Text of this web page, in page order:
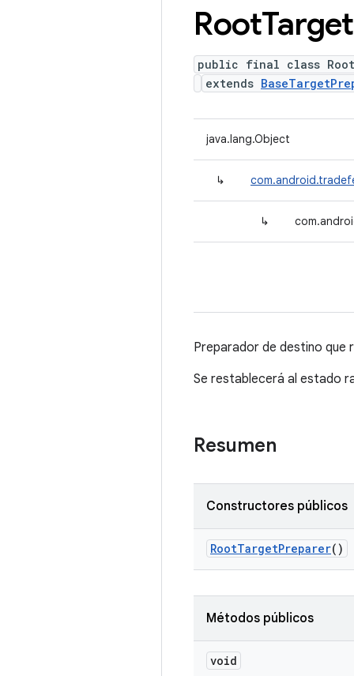
RootTarget
public final class
extends
java.lang.Object
↳
↳
Preparador de destino
Se restablecerá al estado
Resumen
Constructores públicos
RootTargetPreparer()
Métodos públicos
void